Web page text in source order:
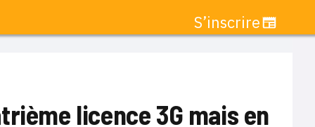
S’inscrire
licence 3G mais en